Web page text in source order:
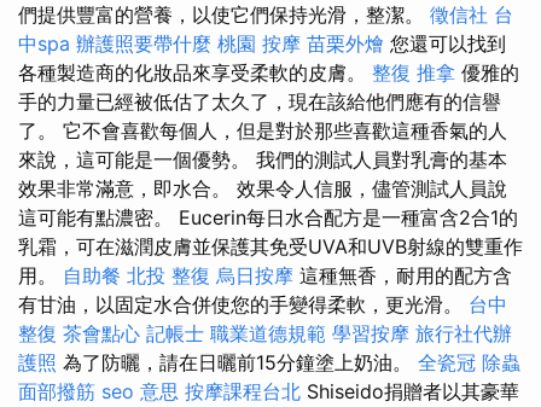
們提供豐富的營養，以使它們保持光滑，整潔。 徵信社 台
中spa 辦護照要帶什麼 桃園 按摩 苗栗外燴 您還可以找到
各種製造商的化妝品來享受柔軟的皮膚。 整復 推拿 優雅的
手的力量已經被低估了太久了，現在該給他們應有的信譽
了。 它不會喜歡每個人，但是對於那些喜歡這種香氣的人
來說，這可能是一個優勢。 我們的測試人員對乳膏的基本
效果非常滿意，即水合。 效果令人信服，儘管測試人員說
這可能有點濃密。 Eucerin每日水合配方是一種富含2合1的
乳霜，可在滋潤皮膚並保護其免受UVA和UVB射線的雙重作
用。 自助餐 北投 整復 烏日按摩 這種無香，耐用的配方含
有甘油，以固定水合併使您的手變得柔軟，更光滑。 台中
整復 茶會點心 記帳士 職業道德規範 學習按摩 旅行社代辦
護照 為了防曬，請在日曬前15分鐘塗上奶油。 全瓷冠 除蟲
面部撥筋 seo 意思 按摩課程台北 Shiseido捐贈者以其豪華